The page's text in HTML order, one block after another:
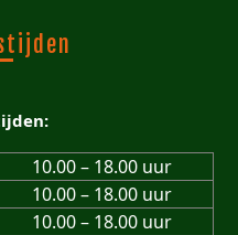
10.00 – 18.00 uur
10.00 – 18.00 uur
10.00 – 18.00 uur